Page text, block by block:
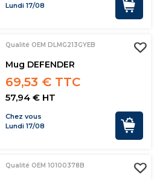
Lundi 17/08
Qualité OEM DLMG213GYEB
Mug DEFENDER
69,53 € TTC
57,94 € HT
Chez vous
Lundi 17/08
Qualité OEM 10100378B